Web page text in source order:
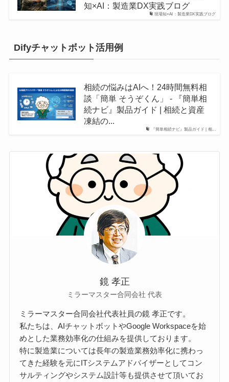
現場知×AI：製造業DX実践ブログ
知×AI：製造業DX実践ブログ
Difyチャットボット活用例
『簡単相続ナビ』製品ガイド | 相...
相続の悩みはAIへ！24時間無料相
談「簡単 そうぞくん」 - 『簡単相
続ナビ』製品ガイド | 相続と資産
凍結の...
鏡 孝正
ミラーマスター合同会社 代表
ミラーマスター合同会社代表社員の鏡 孝正です。
私たちは、AIチャットボットやGoogle Workspaceを始
めとした業務効率化の仕組みを提供しております。
特に製造業については長年の製造業務効率化に携わっ
てきた経験を元にITシステムアドバイザーとしてコン
サルティングやシステム設計等も提供させて頂いてお